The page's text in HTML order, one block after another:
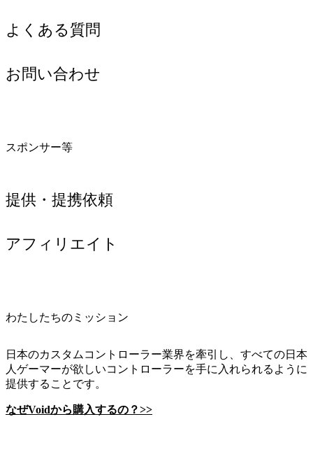
よくある質問
お問い合わせ
スポンサー等
提供・提携依頼
アフィリエイト
わたしたちのミッション
日本のカスタムコントローラー業界を牽引し、すべての日本
人ゲーマーが欲しいコントローラーを手に入れられるように
提供することです。
なぜVoidから購入するの？>>